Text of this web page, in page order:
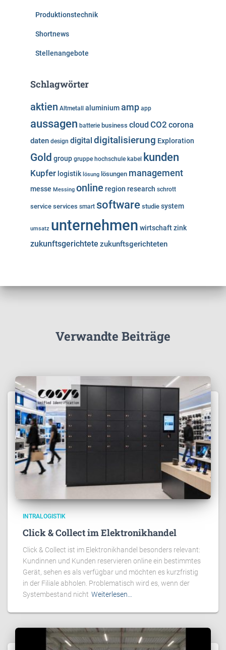
Produktionstechnik
Shortnews
Stellenangebote
Schlagwörter
aktien Altmetall aluminiumamp app
aussagen batterie business cloud CO2 corona
daten design digital digitalisierung Exploration
Gold group gruppe hochschule kabel kunden
Kupfer logistik lösung lösungen management
messe Messing online region research schrott
service services smart software studie system
umsatz unternehmen wirtschaftzink
zukunftsgerichtete zukunftsgerichteten
Verwandte Beiträge
INTRALOGISTIK
Click & Collect im Elektronikhandel
Click & Collect ist im Elektronikhandel besonders relevant:
Kundinnen und Kunden reservieren online ein bestimmtes
Gerät, sehen es als verfügbar und möchten es kurzfristig
in der Filiale abholen. Problematisch wird es, wenn der
Systembestand nicht Weiterlesen…